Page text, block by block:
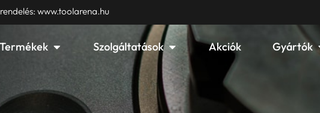
www.toolarena.hu
Termékek Open TermékekSzolgáltatások Open Szolgáltatások
Akciók Gyártók